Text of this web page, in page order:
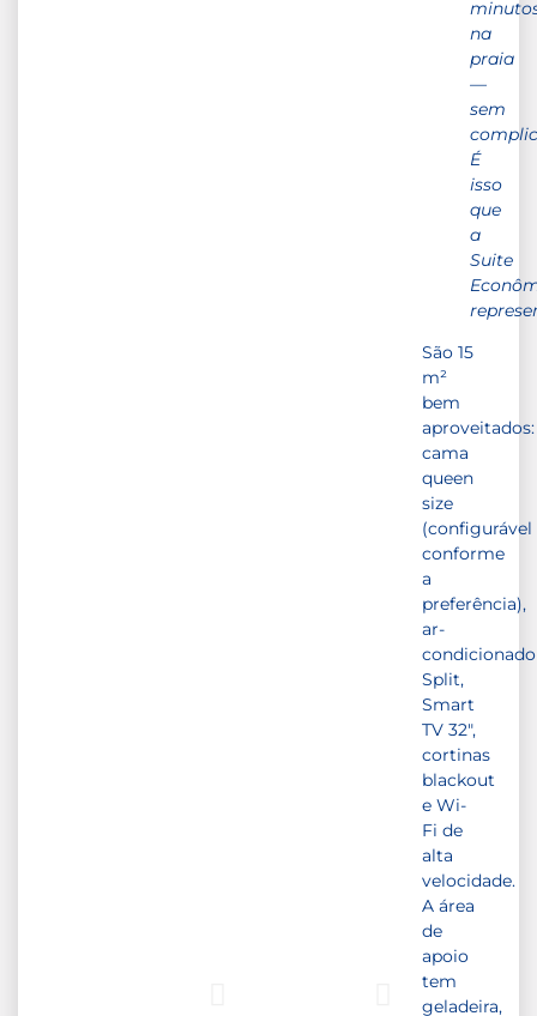
na
praia
—
sem
É
isso
que
a
Suite
São 15
m²
bem
aproveitados:
cama
queen
size
(configurável
conforme
a
preferência),
ar-
condicionado
Split,
Smart
TV 32″,
cortinas
blackout
e Wi-
Fi de
alta
velocidade.
A área
de
apoio
tem
geladeira,